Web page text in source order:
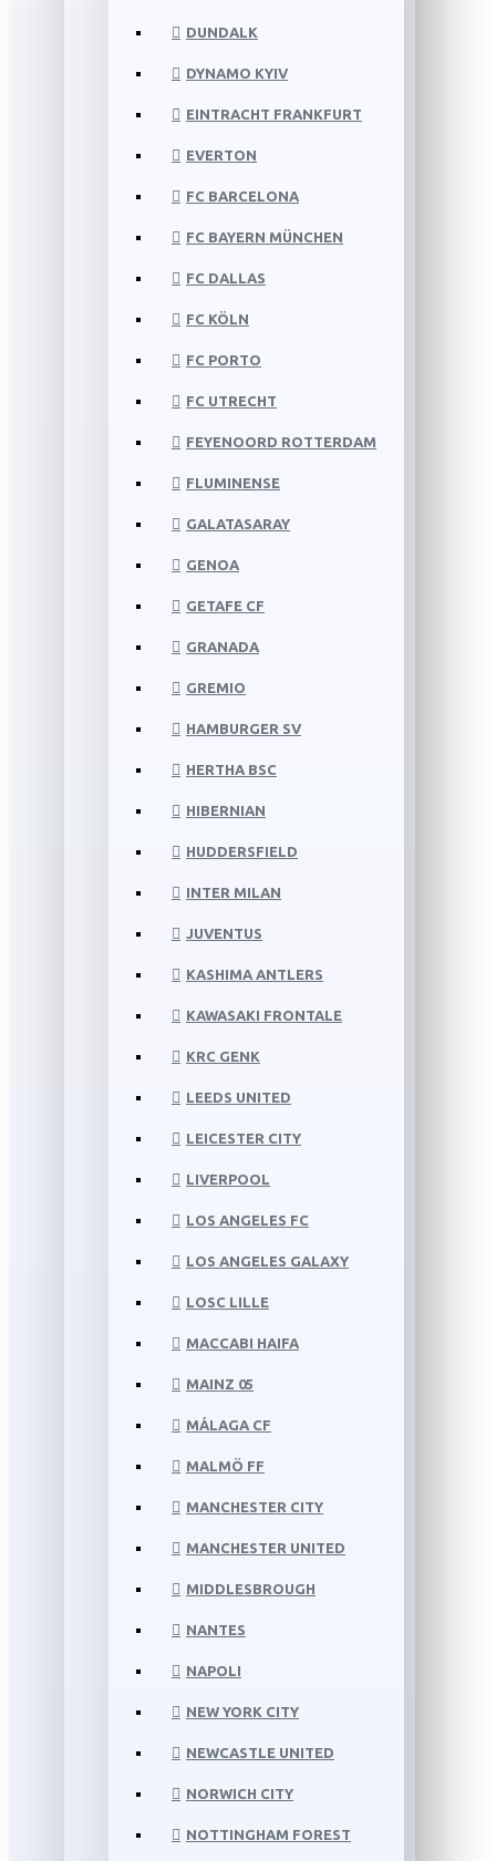
DUNDALK
DYNAMO KYIV
EINTRACHT FRANKFURT
EVERTON
FC BARCELONA
FC BAYERN MÜNCHEN
FC DALLAS
FC KÖLN
FC PORTO
FC UTRECHT
FEYENOORD ROTTERDAM
FLUMINENSE
GALATASARAY
GENOA
GETAFE CF
GRANADA
GREMIO
HAMBURGER SV
HERTHA BSC
HIBERNIAN
HUDDERSFIELD
INTER MILAN
JUVENTUS
KASHIMA ANTLERS
KAWASAKI FRONTALE
KRC GENK
LEEDS UNITED
LEICESTER CITY
LIVERPOOL
LOS ANGELES FC
LOS ANGELES GALAXY
LOSC LILLE
MACCABI HAIFA
MAINZ 05
MÁLAGA CF
MALMÖ FF
MANCHESTER CITY
MANCHESTER UNITED
MIDDLESBROUGH
NANTES
NAPOLI
NEW YORK CITY
NEWCASTLE UNITED
NORWICH CITY
NOTTINGHAM FOREST